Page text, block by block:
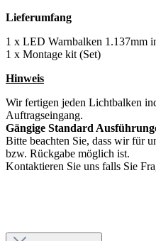
Lieferumfang
1 x LED Warnbalken 1.137mm
1 x Montage kit (Set)
Hinweis
Wir fertigen jeden Lichtbalken
Auftragseingang.
Gängige Standard
Bitte beachten Sie, dass wir für
bzw. Rückgabe möglich ist.
Kontaktieren Sie uns falls Sie